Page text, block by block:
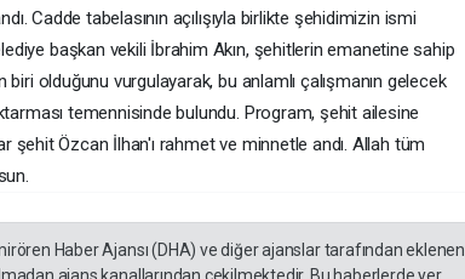
Cadde tabelasının açılışıyla birlikte şehidimizin ismi
başkan vekili İbrahim Akın, şehitlerin emanetine sahip
olduğunu vurgulayarak, bu anlamlı çalışmanın gelecek
temennisinde bulundu. Program, şehit ailesine
şehit Özcan İlhan'ı rahmet ve minnetle andı. Allah tüm
Haber Ajansı (DHA) ve diğer ajanslar tarafından eklenen